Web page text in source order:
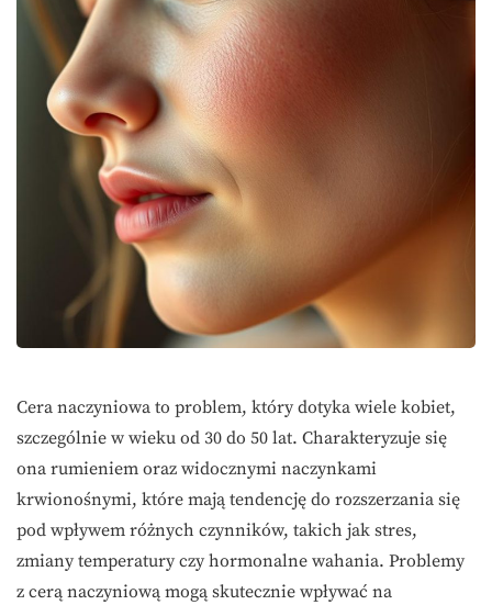
Cera naczyniowa to problem, który dotyka wiele kobiet,
szczególnie w wieku od 30 do 50 lat. Charakteryzuje się
ona rumieniem oraz widocznymi naczynkami
krwionośnymi, które mają tendencję do rozszerzania się
pod wpływem różnych czynników, takich jak stres,
zmiany temperatury czy hormonalne wahania. Problemy
z cerą naczyniową mogą skutecznie wpływać na